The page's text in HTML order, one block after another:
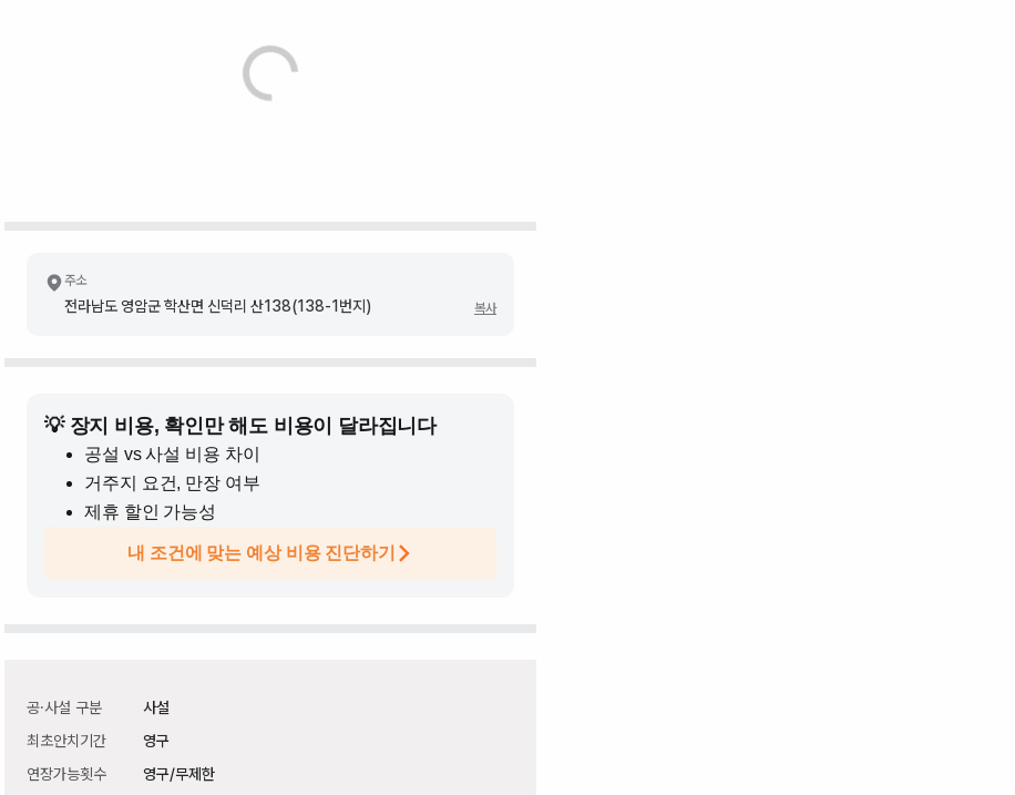
주소
전라남도 영암군 학산면 신덕리 산138(138-1번지) 복사
💡 장지 비용, 확인만 해도 비용이 달라집니다
공설 vs 사설 비용 차이
거주지 요건, 만장 여부
제휴 할인 가능성
내 조건에 맞는 예상 비용 진단하기
공·사설 구분
사설
최초안치기간
영구
연장가능횟수
영구/무제한